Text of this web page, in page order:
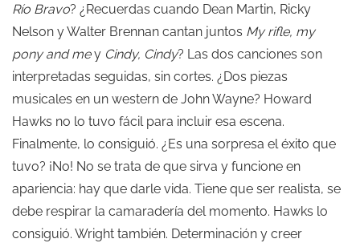
Río Bravo? ¿Recuerdas cuando Dean Martin, Ricky
Nelson y Walter Brennan cantan juntos My rifle, my
pony and mey Cindy, Cindy? Las dos canciones son
interpretadas seguidas, sin cortes. ¿Dos piezas
musicales en un western de John Wayne? Howard
Hawks no lo tuvo fácil para incluir esa escena.
Finalmente, lo consiguió. ¿Es una sorpresa el éxito que
tuvo? ¡No! No se trata de que sirva y funcione en
apariencia: hay que darle vida. Tiene que ser realista, se
debe respirar la camaradería del momento. Hawks lo
consiguió. Wright también. Determinación y creer